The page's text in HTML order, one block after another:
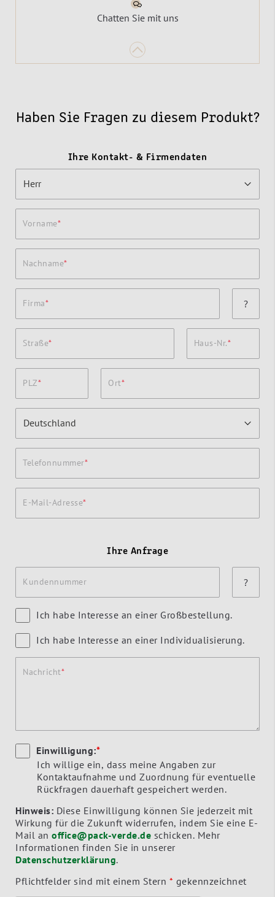
Chatten Sie mit uns
Haben Sie Fragen zu diesem Produkt?
Ihre Kontakt- & Firmendaten
Vorname
Nachname
Firma ?
Straße Haus-Nr.
PLZ Ort
Telefonnummer
E-Mail-Adresse
Ihre Anfrage
Kundennummer ?
Ich habe Interesse an einer Großbestellung.
Ich habe Interesse an einer Individualisierung.
Nachricht
Einwilligung:*
Ich willige ein, dass meine Angaben zur
Kontaktaufnahme und Zuordnung für eventuelle
Rückfragen dauerhaft gespeichert werden.
Hinweis: Diese Einwilligung können Sie jederzeit mit
Wirkung für die Zukunft widerrufen, indem Sie eine E-
Mail an office@pack-verde.de
Informationen finden Sie in unserer
Datenschutzerklärung.
Pflichtfelder sind mit einem Stern * gekennzeichnet